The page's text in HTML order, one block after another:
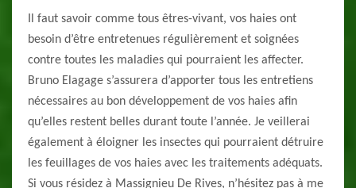
Il faut savoir comme tous êtres-vivant, vos haies ont
besoin d’être entretenues régulièrement et soignées
contre toutes les maladies qui pourraient les affecter.
Bruno Elagage s’assurera d’apporter tous les entretiens
nécessaires au bon développement de vos haies afin
qu’elles restent belles durant toute l’année. Je veillerai
également à éloigner les insectes qui pourraient détruire
les feuillages de vos haies avec les traitements adéquats.
Si vous résidez à Massignieu De Rives, n’hésitez pas à me